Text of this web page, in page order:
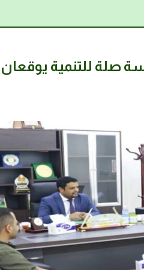
صلة للتنمية